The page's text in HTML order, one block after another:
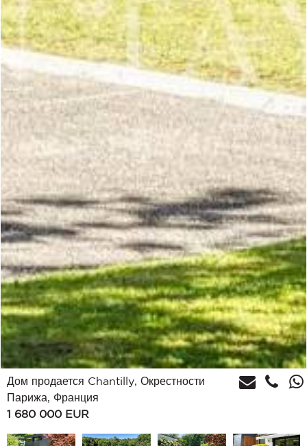
Дом продается Chantilly, Окрестности
Парижа, Франция
1 680 000 EUR